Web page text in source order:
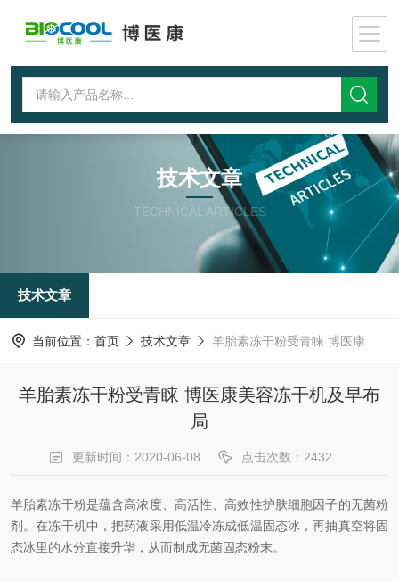
技术文章
TECHNICAL ARTICLES
技术文章
当前位置： 首页 技术文章 羊胎素冻干粉受青睐 博医康美容冻干机及早布局
羊胎素冻干粉受青睐 博医康美容冻干机及早布
局
更新时间：2020-06-08 点击次数：2432
羊胎素冻干粉是蕴含高浓度、高活性、高效性护肤细胞因子的无菌粉
剂。在冻干机中，把药液采用低温冷冻成低温固态冰，再抽真空将固
态冰里的水分直接升华，从而制成无菌固态粉末。